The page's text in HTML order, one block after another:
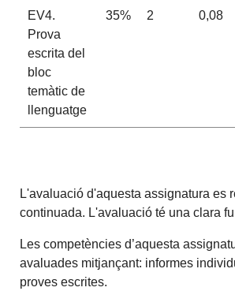
EV4.
Prova
escrita del
bloc
temàtic de
llenguatge
35% 2 0,08
L'avaluació d'aquesta assignatura es
continuada. L'avaluació té una clara
Les competències d’aquesta
avaluades mitjançant: informes
proves escrites.